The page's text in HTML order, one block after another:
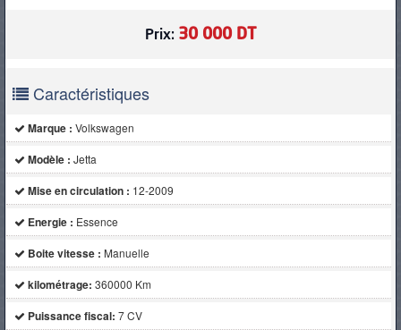
Prix: 30 000 DT
Caractéristiques
Marque : Volkswagen
Modèle : Jetta
Mise en circulation : 12-2009
Energie : Essence
Boite vitesse : Manuelle
kilométrage: 360000 Km
Puissance fiscal: 7 CV